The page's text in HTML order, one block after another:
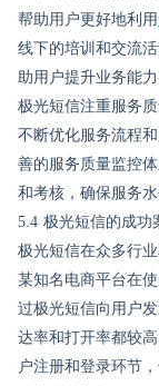
帮助用户更好地利用
线下的培训和交流
助用户提升业务能力
极光短信注重服务
不断优化服务流程
善的服务质量监控
和考核，确保服务水
5.4 极光短信的成功
极光短信在众多行
某知名电商平台在
过极光短信向用户
达率和打开率都较
户注册和登录环节